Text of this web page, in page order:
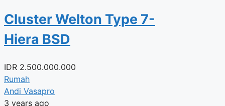
Cluster Welton Type 7-
Hiera BSD
IDR 2.500.000.000
Rumah
Andi Vasapro
3 years ago